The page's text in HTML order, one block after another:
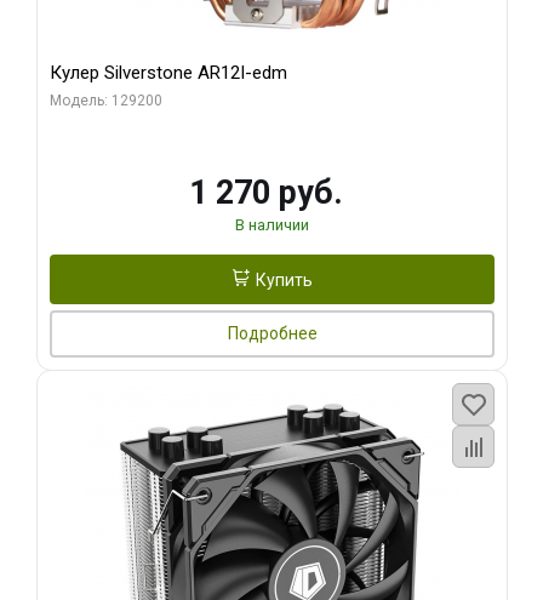
Кулер Silverstone AR12I-edm
Модель: 129200
1 270 руб.
В наличии
Купить
Подробнее